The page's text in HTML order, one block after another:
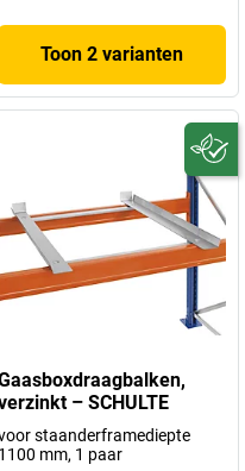
Toon 2 varianten
– SCHULTE
staanderframediepte
1100 mm, 1 paar